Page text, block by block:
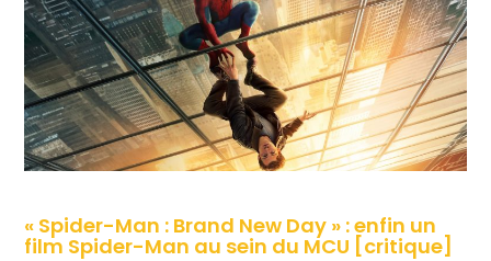
« Spider-Man : Brand New Day » : enfin un
film Spider-Man au sein du MCU [critique]